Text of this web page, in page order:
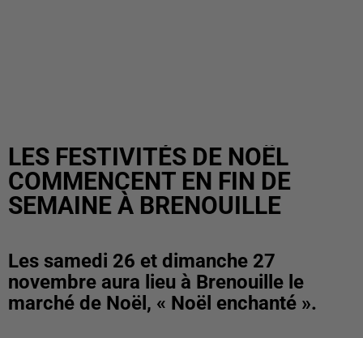
LES FESTIVITÉS DE NOËL
COMMENCENT EN FIN DE
SEMAINE À BRENOUILLE
Les samedi 26 et dimanche 27
novembre aura lieu à Brenouille le
marché de Noël, « Noël enchanté ».